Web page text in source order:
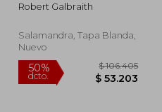
Robert Galbraith
Salamandra, Tapa Blanda,
Nuevo